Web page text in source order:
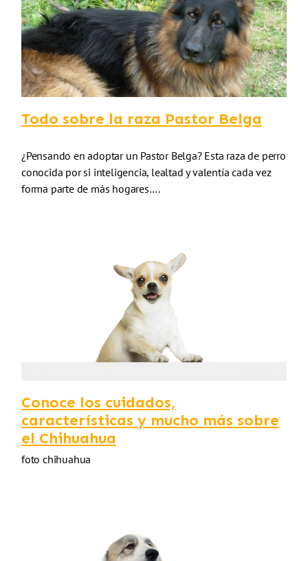
Todo sobre la raza Pastor Belga
¿Pensando en adoptar un Pastor Belga? Esta raza de perro
conocida por si inteligencia, lealtad y valentía cada vez
forma parte de más hogares….
Conoce los cuidados,
características y mucho más sobre
el Chihuahua
foto chihuahua